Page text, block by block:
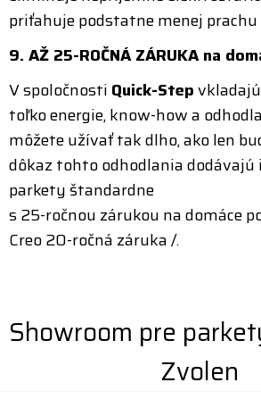
priťahuje podstatne menej
9. AŽ 25-ROČNÁ ZÁRUKA na
V spoločnosti Quick-Step
toľko energie, know-how a
môžete užívať tak dlho, ako len
dôkaz tohto odhodlania
parkety štandardne
s 25-ročnou zárukou na domáce
Creo 20-ročná záruka /.
Showroom pre
Zvolen